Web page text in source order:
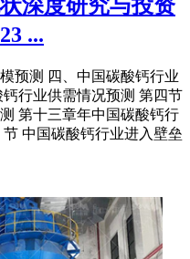
深度研究与投资
...
预测 四、中国碳酸钙行业
行业供需情况预测 第四节
第十三章年中国碳酸钙行
中国碳酸钙行业进入壁垒